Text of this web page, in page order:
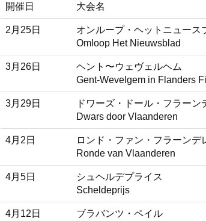
開催日 大会名
2月25日
オンループ・ヘットニュース
Omloop Het Nieuwsblad
3月26日
ヘント〜ウェヴェルヘム
Gent-Wevelgem in Flanders
3月29日
ドワーズ・ドール・フラーン
Dwars door Vlaanderen
4月2日
ロンド・ファン・フラーンデ
Ronde van Vlaanderen
4月5日
シュヘルデプライス
Scheldeprijs
4月12日
ブラバンツ・ペイル